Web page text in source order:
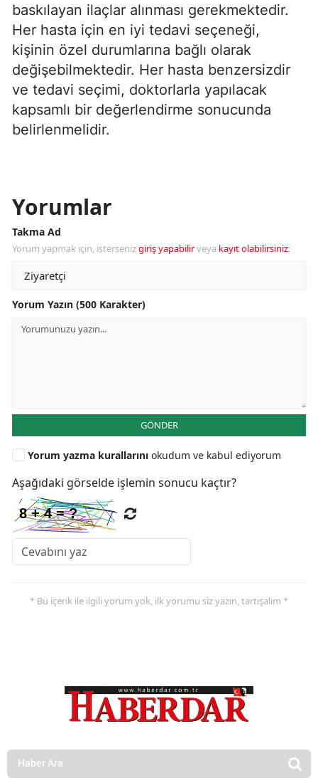
baskılayan ilaçlar alınması gerekmektedir.
Her hasta için en iyi tedavi seçeneği,
kişinin özel durumlarına bağlı olarak
değişebilmektedir. Her hasta benzersizdir
ve tedavi seçimi, doktorlarla yapılacak
kapsamlı bir değerlendirme sonucunda
belirlenmelidir.
Yorumlar
Takma Ad
Yorum yapmak için, istersenizgiriş yapabilirveya kayıt olabilirsiniz.
Yorum Yazın (500 Karakter)
GÖNDER
Yorum yazma kurallarını okudum ve kabul ediyorum
Aşağıdaki görselde işlemin sonucu kaçtır?
* Bu içerik ile ilgili yorum yok, ilk yorumu siz yazın, tartışalım *